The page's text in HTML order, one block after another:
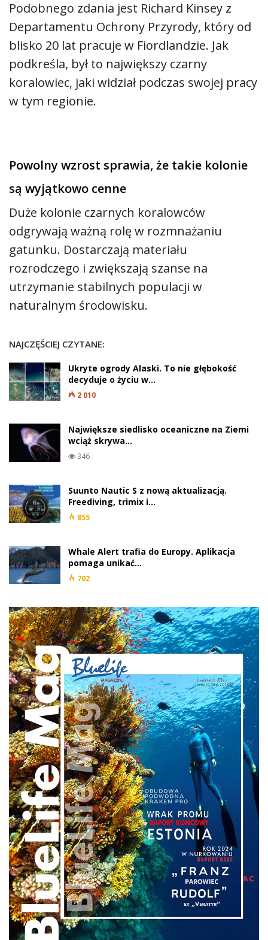
Podobnego zdania jest Richard Kinsey z
Departamentu Ochrony Przyrody, który od
blisko 20 lat pracuje w Fiordlandzie. Jak
podkreśla, był to największy czarny
koralowiec, jaki widział podczas swojej pracy
w tym regionie.
Powolny wzrost sprawia, że takie kolonie
są wyjątkowo cenne
Duże kolonie czarnych koralowców
odgrywają ważną rolę w rozmnażaniu
gatunku. Dostarczają materiału
rozrodczego i zwiększają szanse na
utrzymanie stabilnych populacji w
naturalnym środowisku.
NAJCZĘŚCIEJ CZYTANE:
Ukryte ogrody Alaski. To nie głębokość
decyduje o życiu w…
2 010
Największe siedlisko oceaniczne na Ziemi
wciąż skrywa…
346
Suunto Nautic S z nową aktualizacją.
Freediving, trimix i…
855
Whale Alert trafia do Europy. Aplikacja
pomaga unikać…
702